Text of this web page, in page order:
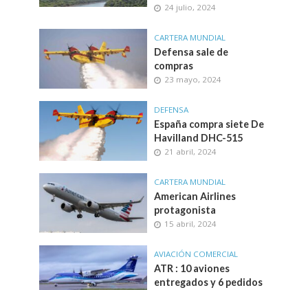
24 julio, 2024
CARTERA MUNDIAL
Defensa sale de
compras
23 mayo, 2024
DEFENSA
España compra siete De
Havilland DHC-515
21 abril, 2024
CARTERA MUNDIAL
American Airlines
protagonista
15 abril, 2024
AVIACIÓN COMERCIAL
ATR : 10 aviones
entregados y 6 pedidos